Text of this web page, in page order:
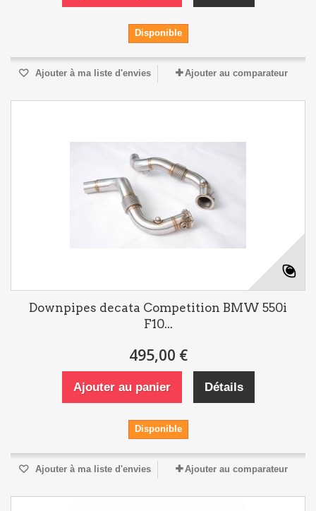
Disponible
Ajouter à ma liste d'envies Ajouter au comparateur
Downpipes decata Competition BMW 550i
F10...
495,00 €
Ajouter au panier Détails
Disponible
Ajouter à ma liste d'envies Ajouter au comparateur